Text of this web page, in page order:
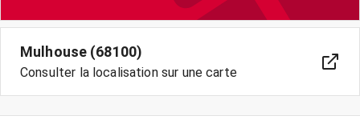
Mulhouse (68100)
Consulter la localisation sur une carte